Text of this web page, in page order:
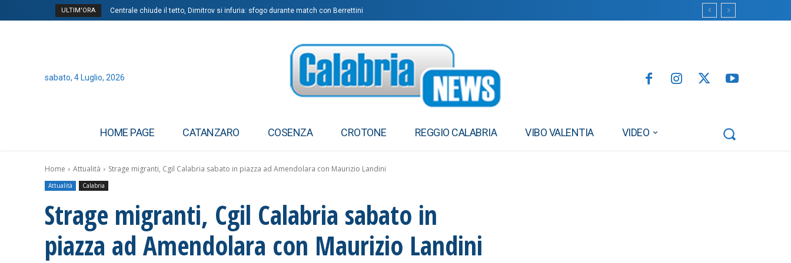
ULTIM'ORA Centrale chiude il tetto, Dimitrov si infuria: sfogo durante match con Berrettini
sabato, 4 Luglio, 2026
HOME PAGE CATANZARO COSENZA CROTONE REGGIO CALABRIA VIBO VALENTIA VIDEO
Home Attualità Strage migranti, Cgil Calabria sabato in piazza ad Amendolara con Maurizio Landini
Attualità Calabria
Strage migranti, Cgil Calabria sabato in
piazza ad Amendolara con Maurizio Landini